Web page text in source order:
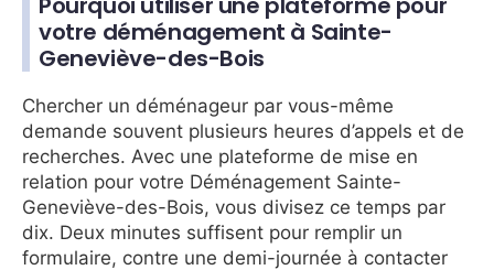
votre déménagement à Sainte-
Geneviève-des-Bois
Chercher un déménageur par vous-même
demande souvent plusieurs heures d’appels et de
recherches. Avec une plateforme de mise en
relation pour votre Déménagement Sainte-
Geneviève-des-Bois, vous divisez ce temps par
dix. Deux minutes suffisent pour remplir un
formulaire, contre une demi-journée à contacter